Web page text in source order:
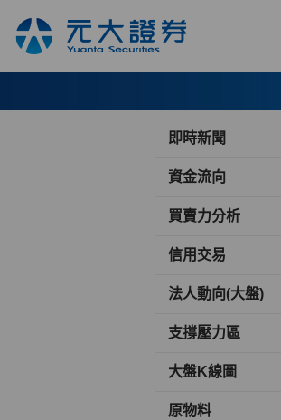
即時新聞
資金流向
買賣力分析
信用交易
法人動向(大盤)
支撐壓力區
大盤K線圖
原物料